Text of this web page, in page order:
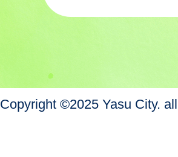
Copyright ©2025 Yasu City.